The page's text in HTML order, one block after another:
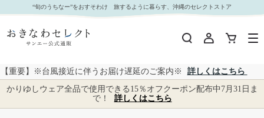
【送料無料】プリズムアイリス柄 かりゆしウェア GEL22013S L｜おきなわセレクト サンエー
公式通販
“旬のうちなー”をおすそわけ 旅するように暮らす、沖縄のセレクトストア
【重要】※台風接近に伴うお届け遅延のご案内※
詳しくはこちら
かりゆしウェア全品で使用できる15％オフクーポン配布中7月31日ま
で！
詳しくはこちら